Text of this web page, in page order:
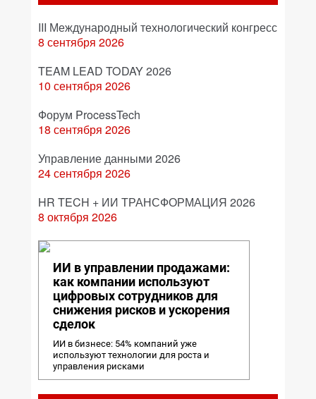
III Международный технологический конгресс
8 сентября 2026
TEAM LEAD TODAY 2026
10 сентября 2026
Форум ProcessTech
18 сентября 2026
Управление данными 2026
24 сентября 2026
HR TECH + ИИ ТРАНСФОРМАЦИЯ 2026
8 октября 2026
ИИ в управлении продажами:
как компании используют
цифровых сотрудников для
снижения рисков и ускорения
сделок
ИИ в бизнесе: 54% компаний уже
используют технологии для роста и
управления рисками